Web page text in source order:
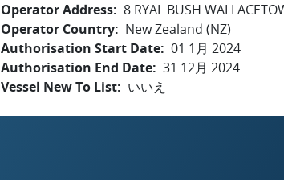
Operator Address 8 RYAL BUSH
Operator Country
New Zealand (NZ)
Authorisation Start Date 01 1月 2024
Authorisation End Date 31 12月 2024
Vessel New To List
いいえ